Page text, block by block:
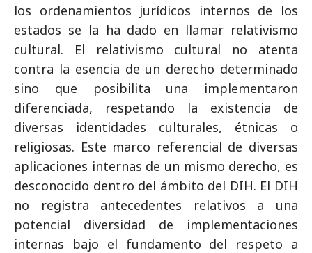
los ordenamientos jurídicos internos de los
estados se la ha dado en llamar relativismo
cultural. El relativismo cultural no atenta
contra la esencia de un derecho determinado
sino que posibilita una implementaron
diferenciada, respetando la existencia de
diversas identidades culturales, étnicas o
religiosas. Este marco referencial de diversas
aplicaciones internas de un mismo derecho, es
desconocido dentro del ámbito del DIH. El DIH
no registra antecedentes relativos a una
potencial diversidad de implementaciones
internas bajo el fundamento del respeto a